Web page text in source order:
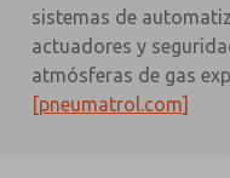
sistemas de
actuadores y
atmósferas de gas
[pneumatrol.com]